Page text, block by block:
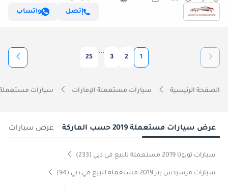
إتصل
واتساب
1
2
3
...
25
الصفحة الرئيسية سيارات مستعملة الإمارات سيارات
عرض سيارات مستعملة 2019 حسب الماركة عرض سيارات
سيارات تويوتا 2019 مستعملة للبيع في دبي (233)
سيارات مرسيدس بنز 2019 مستعملة للبيع في دبي (94)